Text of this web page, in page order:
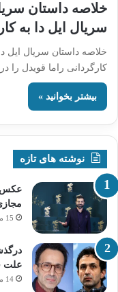
خلاصه داستان
سریال ایل دا به
خلاصه داستان سریال ایل
کارگردانی راما قویدل را
بیشتر بخوانید »
نوشته های تازه
عکس
15 مرداد 1405
علت
14 مرداد 1405